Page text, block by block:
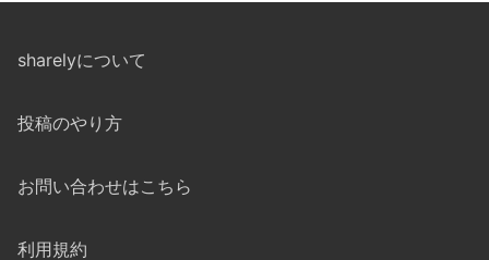
sharelyについて
投稿のやり方
お問い合わせはこちら
利用規約